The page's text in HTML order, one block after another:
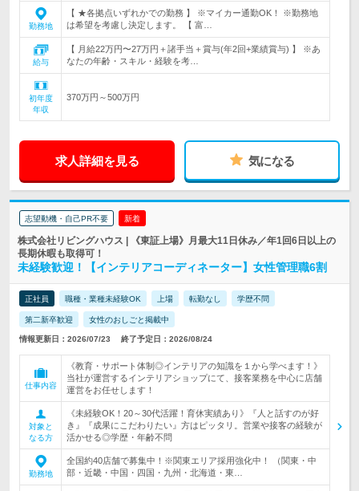
勤務地
【 ★各拠点いずれかでの勤務 】 ※マイカー通勤OK！ ※勤務地
は希望を考慮し決定します。 【 富…
給与
【 月給22万円〜27万円＋諸手当＋賞与(年2回+業績賞与) 】 ※あ
なたの年齢・スキル・経験を考…
初年度
年収
370万円～500万円
求人詳細を見る 気になる
志望動機・自己PR不要 新着
株式会社リビングハウス | 《東証上場》月最大11日休み／年1回6日以上の
長期休暇も取得可！
未経験歓迎！【インテリアコーディネーター】女性管理職6割
正社員 職種・業種未経験OK 上場 転勤なし 学歴不問
第二新卒歓迎 女性のおしごと掲載中
情報更新日：2026/07/23 終了予定日：2026/08/24
仕事内容
《教育・サポート体制◎インテリアの知識を１から学べます！》
当社が運営するインテリアショップにて、接客業務を中心に店舗
運営をお任せします！
対象と
なる方
《未経験OK！20～30代活躍！育休実績あり》『人と話すのが好
き』『成果にこだわりたい』方はピッタリ。営業や接客の経験が
活かせる◎学歴・年齢不問
勤務地
全国約40店舗で募集中！※関東エリア採用強化中！ （関東・中
部・近畿・中国・四国・九州・北海道・東…